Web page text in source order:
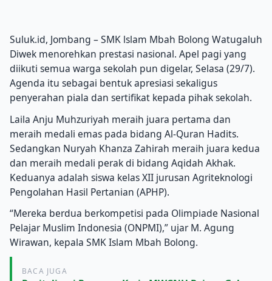
Suluk.id, Jombang – SMK lslam Mbah Bolong Watugaluh
Diwek menorehkan prestasi nasional. Apel pagi yang
diikuti semua warga sekolah pun digelar, Selasa (29/7).
Agenda itu sebagai bentuk apresiasi sekaligus
penyerahan piala dan sertifikat kepada pihak sekolah.
Laila Anju Muhzuriyah meraih juara pertama dan
meraih medali emas pada bidang Al-Quran Hadits.
Sedangkan Nuryah Khanza Zahirah meraih juara kedua
dan meraih medali perak di bidang Aqidah Akhak.
Keduanya adalah siswa kelas XII jurusan Agriteknologi
Pengolahan Hasil Pertanian (APHP).
“Mereka berdua berkompetisi pada Olimpiade Nasional
Pelajar Muslim Indonesia (ONPMI),” ujar M. Agung
Wirawan, kepala SMK Islam Mbah Bolong.
BACA JUGA